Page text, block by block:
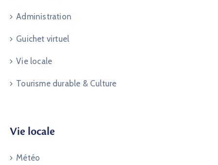
Administration
Guichet virtuel
Vie locale
Tourisme durable & Culture
Vie locale
Météo